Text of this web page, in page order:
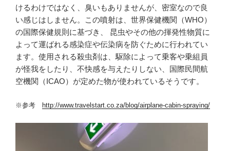
けるわけではなく、臭いもありませんが、密室なので良
い感じはしません。この噴射は、世界保健機関（WHO）
の国際保健規則に基づき、 昆虫やその他の揮発性物質に
よって運ばれる感染症や伝染病を防ぐために行われてい
ます。使用される殺虫剤は、駆除によって乗客や乗組員
が怪我をしたり、不快感を与えたりしない、国際民間航
空機関（ICAO）が定めた物が使われているそうです。
※参考 http://www.travelstart.co.za/blog/airplane-cabin-spraying/